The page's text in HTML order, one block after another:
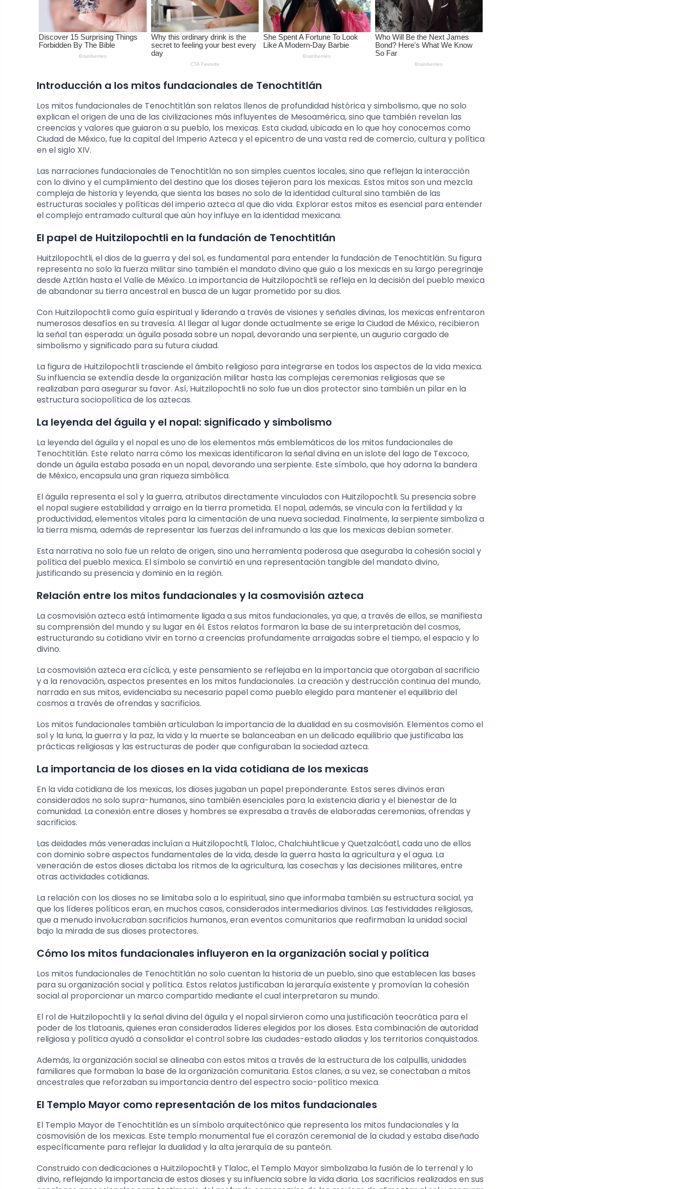
Introducción a los mitos fundacionales de Tenochtitlán
Los mitos fundacionales de Tenochtitlán son relatos llenos de profundidad histórica y simbolismo, que no solo
explican el origen de una de las civilizaciones más influyentes de Mesoamérica, sino que también revelan las
creencias y valores que guiaron a su pueblo, los mexicas. Esta ciudad, ubicada en lo que hoy conocemos como
Ciudad de México, fue la capital del Imperio Azteca y el epicentro de una vasta red de comercio, cultura y política
en el siglo XIV.
Las narraciones fundacionales de Tenochtitlán no son simples cuentos locales, sino que reflejan la interacción
con lo divino y el cumplimiento del destino que los dioses tejieron para los mexicas. Estos mitos son una mezcla
compleja de historia y leyenda, que sienta las bases no solo de la identidad cultural sino también de las
estructuras sociales y políticas del imperio azteca al que dio vida. Explorar estos mitos es esencial para entender
el complejo entramado cultural que aún hoy influye en la identidad mexicana.
El papel de Huitzilopochtli en la fundación de Tenochtitlán
Huitzilopochtli, el dios de la guerra y del sol, es fundamental para entender la fundación de Tenochtitlán. Su figura
representa no solo la fuerza militar sino también el mandato divino que guio a los mexicas en su largo peregrinaje
desde Aztlán hasta el Valle de México. La importancia de Huitzilopochtli se refleja en la decisión del pueblo mexica
de abandonar su tierra ancestral en busca de un lugar prometido por su dios.
Con Huitzilopochtli como guía espiritual y liderando a través de visiones y señales divinas, los mexicas enfrentaron
numerosos desafíos en su travesía. Al llegar al lugar donde actualmente se erige la Ciudad de México, recibieron
la señal tan esperada: un águila posada sobre un nopal, devorando una serpiente, un augurio cargado de
simbolismo y significado para su futura ciudad.
La figura de Huitzilopochtli trasciende el ámbito religioso para integrarse en todos los aspectos de la vida mexica.
Su influencia se extendía desde la organización militar hasta las complejas ceremonias religiosas que se
realizaban para asegurar su favor. Así, Huitzilopochtli no solo fue un dios protector sino también un pilar en la
estructura sociopolítica de los aztecas.
La leyenda del águila y el nopal: significado y simbolismo
La leyenda del águila y el nopal es uno de los elementos más emblemáticos de los mitos fundacionales de
Tenochtitlán. Este relato narra cómo los mexicas identificaron la señal divina en un islote del lago de Texcoco,
donde un águila estaba posada en un nopal, devorando una serpiente. Este símbolo, que hoy adorna la bandera
de México, encapsula una gran riqueza simbólica.
El águila representa el sol y la guerra, atributos directamente vinculados con Huitzilopochtli. Su presencia sobre
el nopal sugiere estabilidad y arraigo en la tierra prometida. El nopal, además, se vincula con la fertilidad y la
productividad, elementos vitales para la cimentación de una nueva sociedad. Finalmente, la serpiente simboliza a
la tierra misma, además de representar las fuerzas del inframundo a las que los mexicas debían someter.
Esta narrativa no solo fue un relato de origen, sino una herramienta poderosa que aseguraba la cohesión social y
política del pueblo mexica. El símbolo se convirtió en una representación tangible del mandato divino,
justificando su presencia y dominio en la región.
Relación entre los mitos fundacionales y la cosmovisión azteca
La cosmovisión azteca está íntimamente ligada a sus mitos fundacionales, ya que, a través de ellos, se manifiesta
su comprensión del mundo y su lugar en él. Estos relatos formaron la base de su interpretación del cosmos,
estructurando su cotidiano vivir en torno a creencias profundamente arraigadas sobre el tiempo, el espacio y lo
divino.
La cosmovisión azteca era cíclica, y este pensamiento se reflejaba en la importancia que otorgaban al sacrificio
y a la renovación, aspectos presentes en los mitos fundacionales. La creación y destrucción continua del mundo,
narrada en sus mitos, evidenciaba su necesario papel como pueblo elegido para mantener el equilibrio del
cosmos a través de ofrendas y sacrificios.
Los mitos fundacionales también articulaban la importancia de la dualidad en su cosmovisión. Elementos como el
sol y la luna, la guerra y la paz, la vida y la muerte se balanceaban en un delicado equilibrio que justificaba las
prácticas religiosas y las estructuras de poder que configuraban la sociedad azteca.
La importancia de los dioses en la vida cotidiana de los mexicas
En la vida cotidiana de los mexicas, los dioses jugaban un papel preponderante. Estos seres divinos eran
considerados no solo supra-humanos, sino también esenciales para la existencia diaria y el bienestar de la
comunidad. La conexión entre dioses y hombres se expresaba a través de elaboradas ceremonias, ofrendas y
sacrificios.
Las deidades más veneradas incluían a Huitzilopochtli, Tlaloc, Chalchiuhtlicue y Quetzalcóatl, cada uno de ellos
con dominio sobre aspectos fundamentales de la vida, desde la guerra hasta la agricultura y el agua. La
veneración de estos dioses dictaba los ritmos de la agricultura, las cosechas y las decisiones militares, entre
otras actividades cotidianas.
La relación con los dioses no se limitaba solo a lo espiritual, sino que informaba también su estructura social, ya
que los líderes políticos eran, en muchos casos, considerados intermediarios divinos. Las festividades religiosas,
que a menudo involucraban sacrificios humanos, eran eventos comunitarios que reafirmaban la unidad social
bajo la mirada de sus dioses protectores.
Cómo los mitos fundacionales influyeron en la organización social y política
Los mitos fundacionales de Tenochtitlán no solo cuentan la historia de un pueblo, sino que establecen las bases
para su organización social y política. Estos relatos justificaban la jerarquía existente y promovían la cohesión
social al proporcionar un marco compartido mediante el cual interpretaron su mundo.
El rol de Huitzilopochtli y la señal divina del águila y el nopal sirvieron como una justificación teocrática para el
poder de los tlatoanis, quienes eran considerados líderes elegidos por los dioses. Esta combinación de autoridad
religiosa y política ayudó a consolidar el control sobre las ciudades-estado aliadas y los territorios conquistados.
Además, la organización social se alineaba con estos mitos a través de la estructura de los calpullis, unidades
familiares que formaban la base de la organización comunitaria. Estos clanes, a su vez, se conectaban a mitos
ancestrales que reforzaban su importancia dentro del espectro socio-político mexica.
El Templo Mayor como representación de los mitos fundacionales
El Templo Mayor de Tenochtitlán es un símbolo arquitectónico que representa los mitos fundacionales y la
cosmovisión de los mexicas. Este templo monumental fue el corazón ceremonial de la ciudad y estaba diseñado
específicamente para reflejar la dualidad y la alta jerarquía de su panteón.
Construido con dedicaciones a Huitzilopochtli y Tlaloc, el Templo Mayor simbolizaba la fusión de lo terrenal y lo
divino, reflejando la importancia de estos dioses y su influencia sobre la vida diaria. Los sacrificios realizados en sus